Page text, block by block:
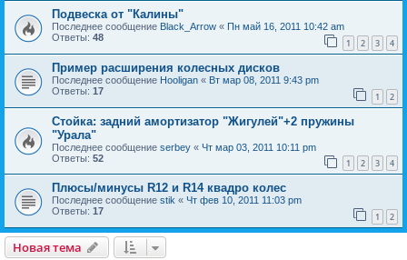
Подвеска от "Калины"
Последнее сообщение Black_Arrow « Пн май 16, 2011 10:42 am
Ответы: 48 1 2 3 4
Пример расширения колесных дисков
Последнее сообщение Hooligan « Вт мар 08, 2011 9:43 pm
Ответы: 17 1 2
Стойка: задний амортизатор "Жигулей"+2 пружины
"Урала"
Последнее сообщение serbey « Чт мар 03, 2011 10:11 pm
Ответы: 52 1 2 3 4
Плюсы/минусы R12 и R14 квадро колес
Последнее сообщение stik « Чт фев 10, 2011 11:03 pm
Ответы: 17 1 2
Новая тема